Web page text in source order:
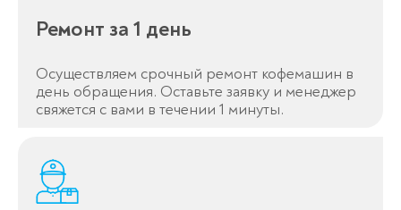
Ремонт за 1 день
Осуществляем срочный ремонт кофемашин в
день обращения. Оставьте заявку и менеджер
свяжется с вами в течении 1 минуты.